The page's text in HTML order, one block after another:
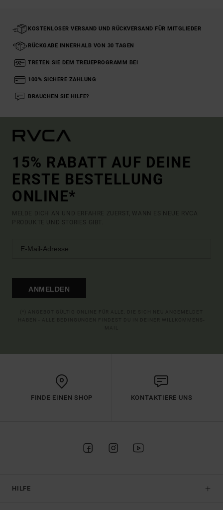
KOSTENLOSER VERSAND UND RÜCKVERSAND FÜR MITGLIEDER
RÜCKGABE INNERHALB VON 30 TAGEN
TRETEN SIE DEM TREUEPROGRAMM BEI
100% SICHERE ZAHLUNG
BRAUCHEN SIE HILFE?
15% RABATT AUF DEINE
ERSTE BESTELLUNG
ONLINE*
MELDE DICH AN UND ERFAHRE ZUERST, WANN ES NEUE RVCA
PRODUKTE UND STORIES GIBT.
ANMELDEN
FINDE EINEN SHOP KONTAKTIERE UNS
HILFE